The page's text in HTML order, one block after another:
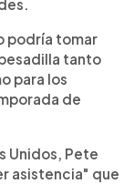
podría tomar
tanto
para los
de
Unidos, Pete
asistencia" que